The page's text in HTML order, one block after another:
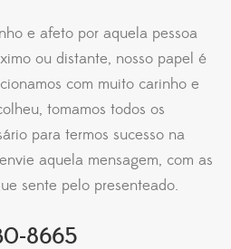
e afeto por aquela pessoa
ou distante, nosso papel é
com muito carinho e
tomamos todos os
para termos sucesso na
aquela mensagem, com as
sente pelo presenteado.
8665